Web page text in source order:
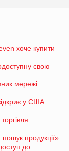
хоче купити
свою
мережі
у США
продукції»
до